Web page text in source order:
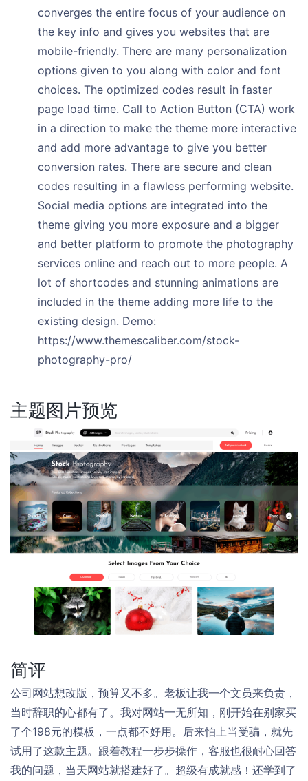
converges the entire focus of your audience on
the key info and gives you websites that are
mobile-friendly. There are many personalization
options given to you along with color and font
choices. The optimized codes result in faster
page load time. Call to Action Button (CTA) work
in a direction to make the theme more interactive
and add more advantage to give you better
conversion rates. There are secure and clean
codes resulting in a flawless performing website.
Social media options are integrated into the
theme giving you more exposure and a bigger
and better platform to promote the photography
services online and reach out to more people. A
lot of shortcodes and stunning animations are
included in the theme adding more life to the
existing design. Demo:
https://www.themescaliber.com/stock-
photography-pro/
主题图片预览
简评
公司网站想改版，预算又不多。老板让我一个文员来负责，
当时辞职的心都有了。我对网站一无所知，刚开始在别家买
了个198元的模板，一点都不好用。后来怕上当受骗，就先
试用了这款主题。跟着教程一步步操作，客服也很耐心回答
我的问题，当天网站就搭建好了。超级有成就感！还学到了